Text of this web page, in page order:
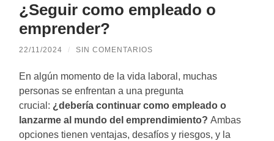
¿Seguir como empleado o
emprender?
22/11/2024 / SIN COMENTARIOS
En algún momento de la vida laboral, muchas
personas se enfrentan a una pregunta
crucial: ¿debería continuar como empleado o
lanzarme al mundo del emprendimiento? Ambas
opciones tienen ventajas, desafíos y riesgos, y la